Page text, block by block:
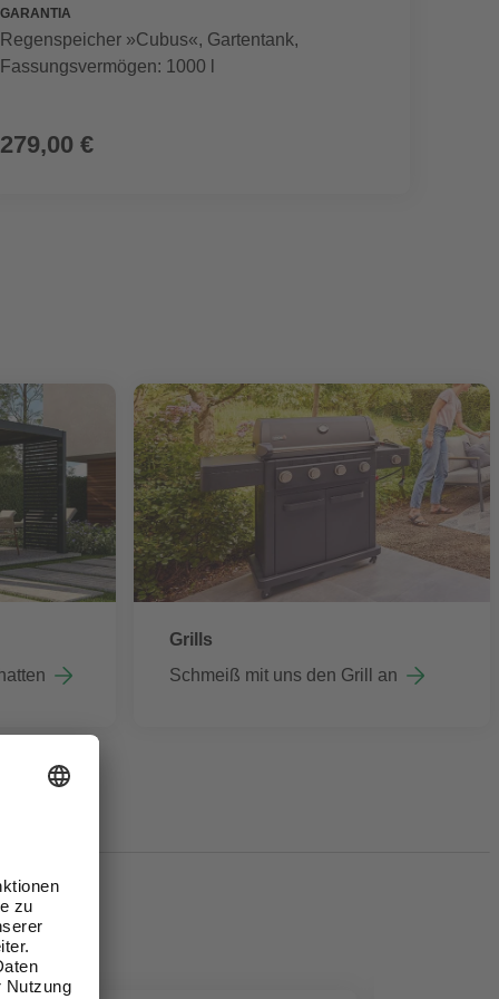
GARANTIA
Regenspeicher »Cubus«, Gartentank,
Fassungsvermögen: 1000 l
279,00 €
Grills
Schmeiß mit uns den Grill an